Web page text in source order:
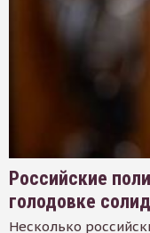
Российские
голодовке
Несколько